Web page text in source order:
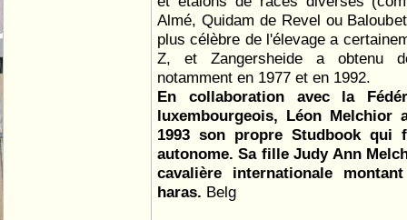
Almé, Quidam de Revel ou
plus célèbre de l'élevage a
Z, et Zangersheide a obtenu
notamment en 1977 et en 1992.
En collaboration avec la
luxembourgeois, Léon Melchior
1993 son propre Studbook qui
autonome. Sa fille Judy Ann
cavalière internationale
haras. Belg